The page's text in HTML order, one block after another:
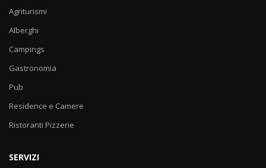
Agriturismi
Alberghi
Campings
Gastronomia
Pub
Residence e Camere
Ristoranti Pizzerie
SERVIZI